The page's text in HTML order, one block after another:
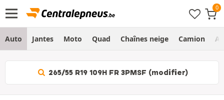
Auto Jantes Moto Quad Chaînes neige Camion
265/55 R19 109H FR 3PMSF (modifier)